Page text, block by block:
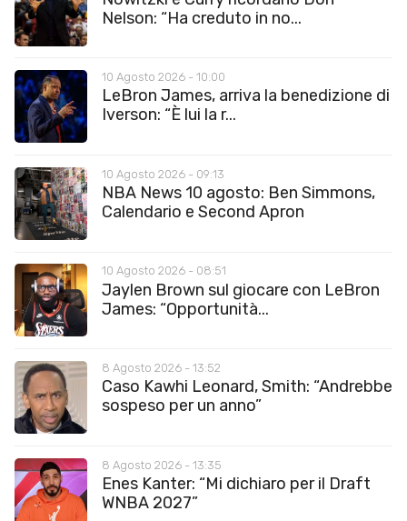
Nelson: “Ha creduto in no...
10 Agosto 2026 - 10:00
LeBron James, arriva la benedizione di
Iverson: “È lui la r...
10 Agosto 2026 - 09:13
NBA News 10 agosto: Ben Simmons,
Calendario e Second Apron
10 Agosto 2026 - 08:51
Jaylen Brown sul giocare con LeBron
James: “Opportunità...
8 Agosto 2026 - 13:52
Caso Kawhi Leonard, Smith: “Andrebbe
sospeso per un anno”
8 Agosto 2026 - 13:35
Enes Kanter: “Mi dichiaro per il Draft
WNBA 2027”